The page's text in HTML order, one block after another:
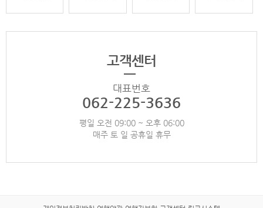
고객센터
대표번호
062-225-3636
평일 오전 09:00 ~ 오후 06:00
매주 토 일 공휴일 휴무